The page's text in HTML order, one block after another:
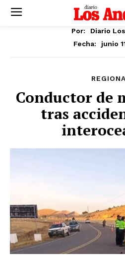
Por:
Diario
Fecha:
junio
Conductor de
tras